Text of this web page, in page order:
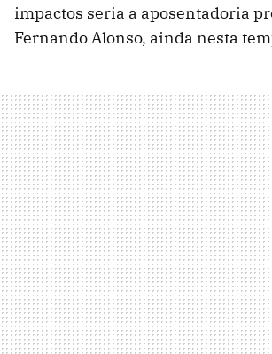
impactos seria a aposentadoria
Fernando Alonso, ainda nesta